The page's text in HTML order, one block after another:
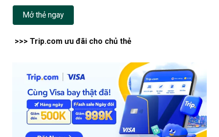
Mở thẻ ngay
>>> Trip.com ưu đãi cho chủ thẻ